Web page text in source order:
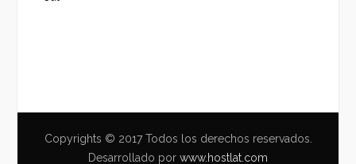
Copyrights © 2017 Todos los derechos reservados.
Desarrollado por www.hostlat.com